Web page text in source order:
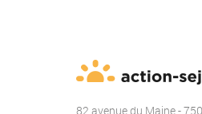
82 avenue du Maine -